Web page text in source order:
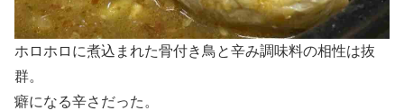
ホロホロに煮込まれた骨付き鳥と辛み調味料の相性は抜
群。
癖になる辛さだった。